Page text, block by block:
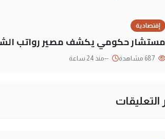
إقتصادية
مستشار حكومي يكشف مصير رواتب
--منذ 24 ساعة
التعليقات